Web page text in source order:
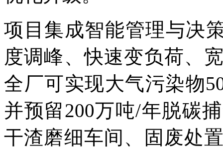
项目集成智能管理与决
度调峰、快速变负荷、
全厂可实现大气污染物
并预留200万吨/年脱碳
干渣磨细车间、固废处